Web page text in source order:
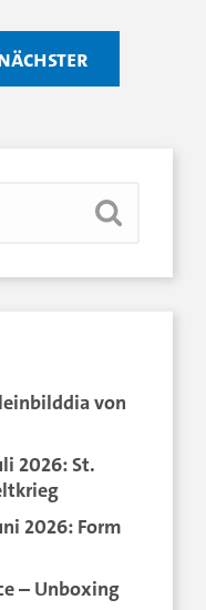
von
2026: St.
2026: Form
– Unboxing